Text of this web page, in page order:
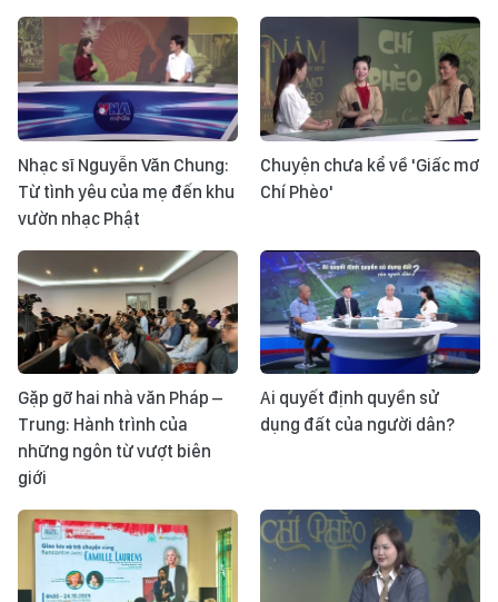
Nhạc sĩ Nguyễn Văn Chung:
Từ tình yêu của mẹ đến khu
vườn nhạc Phật
Chuyện chưa kể về 'Giấc mơ
Chí Phèo'
Gặp gỡ hai nhà văn Pháp –
Trung: Hành trình của
những ngôn từ vượt biên
giới
Ai quyết định quyền sử
dụng đất của người dân?